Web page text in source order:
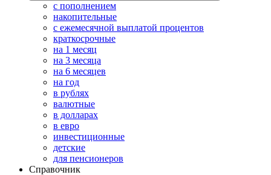
с пополнением
накопительные
с ежемесячной выплатой процентов
краткосрочные
на 1 месяц
на 3 месяца
на 6 месяцев
на год
в рублях
валютные
в долларах
в евро
инвестиционные
детские
для пенсионеров
Справочник